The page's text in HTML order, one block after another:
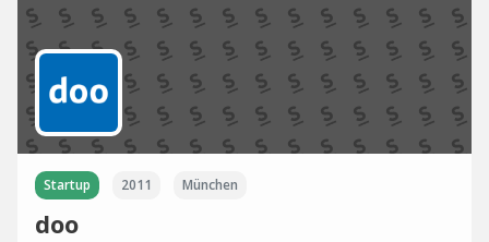
Startup 2011 München
doo